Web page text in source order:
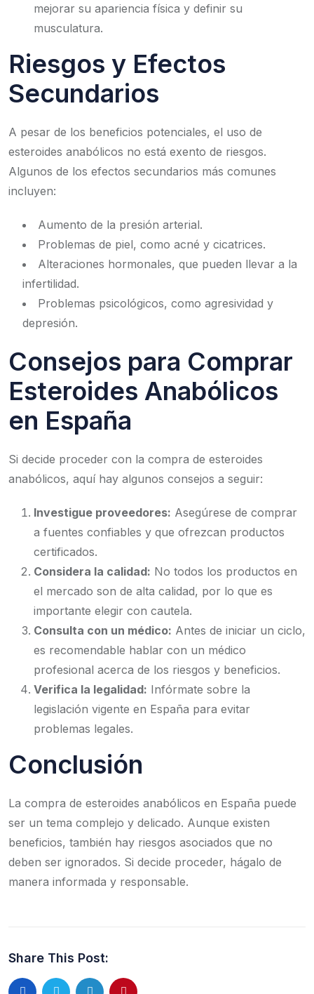
mejorar su apariencia física y definir su
musculatura.
Riesgos y Efectos
Secundarios
A pesar de los beneficios potenciales, el uso de
esteroides anabólicos no está exento de riesgos.
Algunos de los efectos secundarios más comunes
incluyen:
Aumento de la presión arterial.
Problemas de piel, como acné y cicatrices.
Alteraciones hormonales, que pueden llevar a la
infertilidad.
Problemas psicológicos, como agresividad y
depresión.
Consejos para Comprar
Esteroides Anabólicos
en España
Si decide proceder con la compra de esteroides
anabólicos, aquí hay algunos consejos a seguir:
Investigue proveedores: Asegúrese de comprar
a fuentes confiables y que ofrezcan productos
certificados.
Considera la calidad: No todos los productos en
el mercado son de alta calidad, por lo que es
importante elegir con cautela.
Consulta con un médico: Antes de iniciar un ciclo,
es recomendable hablar con un médico
profesional acerca de los riesgos y beneficios.
Verifica la legalidad: Infórmate sobre la
legislación vigente en España para evitar
problemas legales.
Conclusión
La compra de esteroides anabólicos en España puede
ser un tema complejo y delicado. Aunque existen
beneficios, también hay riesgos asociados que no
deben ser ignorados. Si decide proceder, hágalo de
manera informada y responsable.
Share This Post: